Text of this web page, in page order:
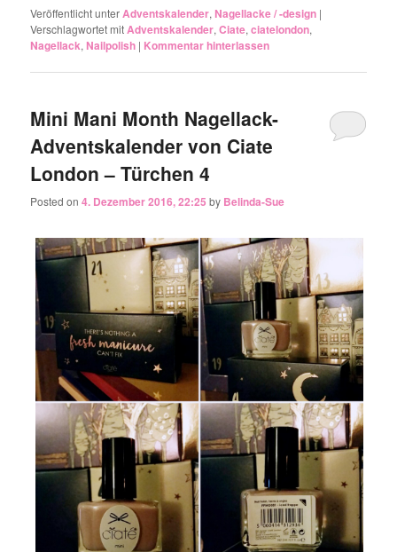
Veröffentlicht unterAdventskalender,Nagellacke / -design |
Verschlagwortet mitAdventskalender,Ciate,ciatelondon,
Nagellack,Nailpolish | Kommentar hinterlassen
Mini Mani Month Nagellack-
Adventskalender von Ciate
London – Türchen 4
Posted on4. Dezember 2016, 22:25 by Belinda-Sue